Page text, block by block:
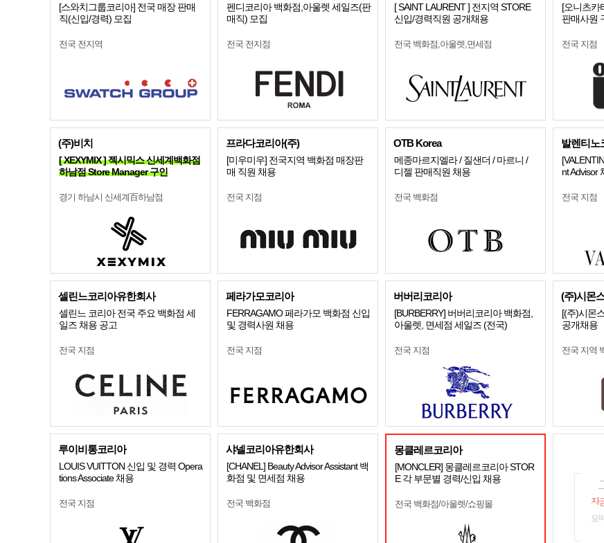
[스와치그룹코리아] 전국 매장 판매
직(신입/경력) 모집
전국 전지역
펜디코리아 백화점,아울렛 세일즈(판
매직) 모집
전국 전지점
[ SAINT LAURENT ] 전지역 STORE
신입/경력직원 공개채용
전국 백화점,아울렛,면세점
[오니츠카
판매사원
전국 지점
(주)비치
[ XEXYMIX ] 젝시믹스 신세계백화점
하남점 Store Manager 구인
경기 하남시 신세계百하남점
프라다코리아(주)
[미우미우] 전국지역 백화점 매장판
매 직원 채용
전국 지점
OTB Korea
메종마르지엘라 / 질샌더 / 마르니 /
디젤 판매직원 채용
전국 백화점
발렌티노
nt Advisor
전국 지점
셀린느코리아유한회사
셀린느 코리아 전국 주요 백화점 세
일즈 채용 공고
전국 지점
페라가모코리아
FERRAGAMO 페라가모 백화점 신입
및 경력사원 채용
전국 지점
버버리코리아
[BURBERRY] 버버리코리아 백화점,
아울렛, 면세점 세일즈 (전국)
전국 지점
(주)시몬
[(주)시몬
공개채용
전국 지역
루이비통코리아
LOUIS VUITTON 신입 및 경력 Opera
tions Associate 채용
전국 지점
샤넬코리아유한회사
[CHANEL] Beauty Advisor Assistant 백
화점 및 면세점 채용
전국 백화점
몽클레르코리아
[MONCLER] 몽클레르코리아 STOR
E 각 부문별 경력/신입 채용
전국 백화점/아울렛/쇼핑몰